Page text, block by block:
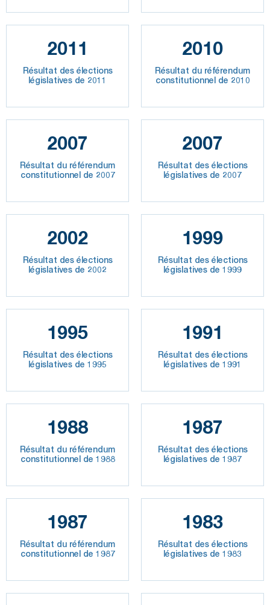
2011
Résultat des élections
législatives de 2011
2010
Résultat du référendum
constitutionnel de 2010
2007
Résultat du référendum
constitutionnel de 2007
2007
Résultat des élections
législatives de 2007
2002
Résultat des élections
législatives de 2002
1999
Résultat des élections
législatives de 1999
1995
Résultat des élections
législatives de 1995
1991
Résultat des élections
législatives de 1991
1988
Résultat du référendum
constitutionnel de 1988
1987
Résultat des élections
législatives de 1987
1987
Résultat du référendum
constitutionnel de 1987
1983
Résultat des élections
législatives de 1983